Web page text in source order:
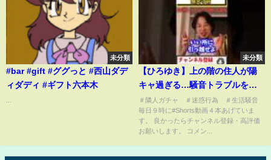
未分類
#bar #gift #ググっと #西山ダデ
ィダディ #ギフト六本木
未分類
【ひろゆき】上の階の住人が陽
キャ過ぎる…騒音トラブルを管
理会社に訴えても対応して貰え
ず怒りが爆発#Shorts
＃隣人ガチャ ＃迷惑行為 ＃生活騒音
毎日９時に#Shorts動画４本あげていま
す。 良かったらチャンネル登録・高評価
お願いします。 コメン...